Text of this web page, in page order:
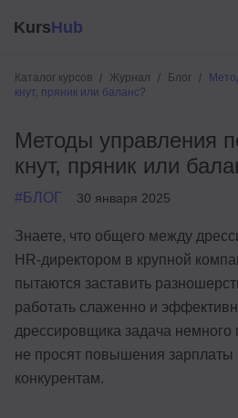
KursHub
Каталог курсов Журнал Блог
кнут, пряник или баланс?
Методы управления
кнут, пряник или
#БЛОГ 30 января 2025
Знаете, что общего между
HR-директором в крупной
пытаются заставить
работать слаженно и
дрессировщика задача
не просят повышения зарплаты
конкурентам.
Разработка
Маркетинг
Дизайн
Аналитика